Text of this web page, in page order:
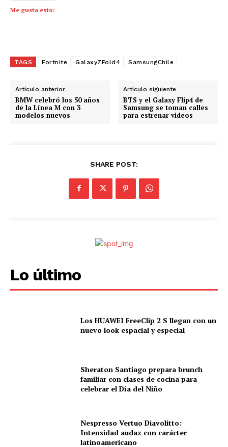
Me gusta esto:
TAGS Fortnite GalaxyZFold4 SamsungChile
Artículo anterior
BMW celebró los 50 años
de la Línea M con 3
modelos nuevos
Artículo siguiente
BTS y el Galaxy Flip4 de
Samsung se toman calles
para estrenar videos
SHARE POST:
Lo último
Los HUAWEI FreeClip 2 S llegan con un
nuevo look espacial y especial
Sheraton Santiago prepara brunch
familiar con clases de cocina para
celebrar el Día del Niño
Nespresso Vertuo Diavolitto:
Intensidad audaz con carácter
latinoamericano